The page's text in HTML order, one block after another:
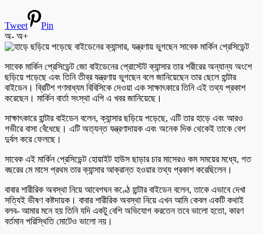
Tweet
Pin
অ- অ+
সাবেক মার্কিন প্রেসিডেন্ট জো বাইডেনের প্রোস্টেট ক্যান্সার তার শরীরের অন্যান্য অংশে
ছড়িয়ে পড়েছে এবং তিনি তীব্র যন্ত্রণায় ভুগছেন বলে জানিয়েছেন তার ছেলে হান্টার
বাইডেন। ব্রিটিশ গণমাধ্যম বিবিসিকে দেওয়া এক সাক্ষাৎকারে তিনি এই তথ্য প্রকাশ
করেছেন। মার্কিন বার্তা সংস্থা এপি এ খবর জানিয়েছে।
সাক্ষাৎকারে হান্টার বাইডেন বলেন, ক্যান্সার ছড়িয়ে পড়েছে, এটি তার হাড়ে এবং আরও
গভীরে বাসা বেঁধেছে। এটি অত্যন্ত যন্ত্রণাদায়ক এবং অনেক দিক থেকেই তাকে বেশ
দুর্বল করে ফেলছে।
সাবেক এই মার্কিন প্রেসিডেন্ট হোয়াইট হাউস ছাড়ার চার মাসেরও কম সময়ের মধ্যে, গত
বছরের মে মাসে প্রথম তার ক্যান্সার আক্রান্ত হওয়ার তথ্য প্রকাশ করেছিলেন।
বাবার শারীরিক অবস্থা নিয়ে আবেগঘন কণ্ঠে হান্টার বাইডেন বলেন, তাকে এভাবে দেখা
সত্যিই ভীষণ কষ্টদায়ক। বাবার শারীরিক অবস্থা নিয়ে এখন আমি কেবল একটি কথাই
বলব- আমার মনে হয় তিনি যদি একটু বেশি অভিযোগ করতেন তবে ভালো হতো, কারণ
বর্তমান পরিস্থিতি মোটেও ভালো নয়।